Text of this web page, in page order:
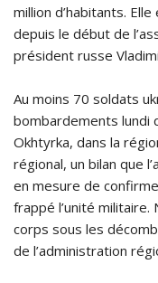
million d’habitants.
depuis le début de
président russe
Au moins 70 soldats
bombardements lundi
Okhtyrka, dans la
régional, un bilan que
en mesure de
frappé l’unité
corps sous les
de l’administration